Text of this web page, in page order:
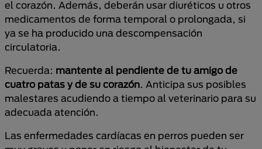
el corazón. Además, deberán usar diuréticos u otros
medicamentos de forma temporal o prolongada, si
ya se ha producido una descompensación
circulatoria.
Recuerda: mantente al pendiente de tu amigo de
cuatro patas y de su corazón. Anticipa sus posibles
malestares acudiendo a tiempo al veterinario para su
adecuada atención.
Las enfermedades cardíacas en perros pueden ser